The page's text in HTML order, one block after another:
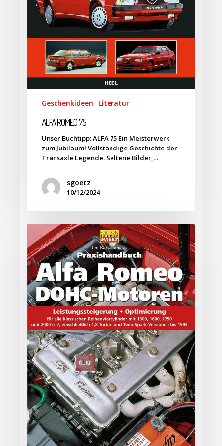
Geschenkideen Literatur
ALFA ROMEO 75
Unser Buchtipp: ALFA 75 Ein Meisterwerk
zum Jubiläum! Vollständige Geschichte der
Transaxle Legende. Seltene Bilder,…
sgoetz
10/12/2024